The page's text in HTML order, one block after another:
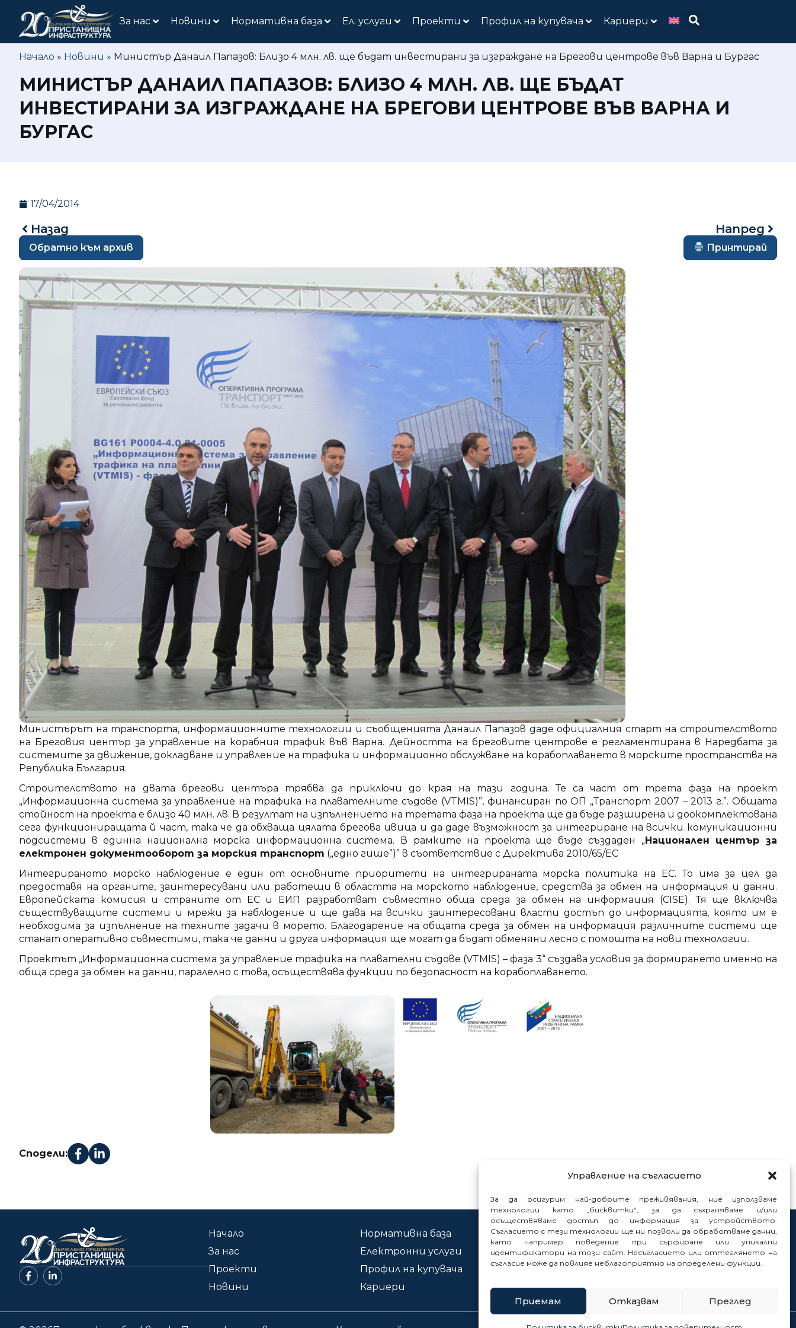
Управление на съгласието
За да осигурим най-добрите преживявания, ние използваме
технологии като „бисквитки“, за да съхраняваме и/или
осъществяваме достъп до информация за устройството.
Съгласието с тези технологии ще ни позволи да обработваме данни,
като например поведение при сърфиране или уникални
идентификатори на този сайт. Несъгласието или оттеглянето на
съгласие може да повлияе неблагоприятно на определени функции.
Приемам Отказвам Преглед
За нас Новини Нормативна база Ел. услуги Проекти Профил на купувача Кариери
Начало » Новини » Министър Данаил Папазов: Близо 4 млн. лв. ще бъдат инвестирани за изграждане на Брегови центрове във Варна и Бургас
МИНИСТЪР ДАНАИЛ ПАПАЗОВ: БЛИЗО 4 МЛН. ЛВ. ЩЕ БЪДАТ
ИНВЕСТИРАНИ ЗА ИЗГРАЖДАНЕ НА БРЕГОВИ ЦЕНТРОВЕ ВЪВ ВАРНА И
БУРГАС
17/04/2014
Назад Напред
Обратно към архив Принтирай
Министърът на транспорта, информационните технологии и съобщенията Данаил Папазов даде официалния старт на строителството
на Бреговия център за управление на корабния трафик във Варна. Дейността на бреговите центрове е регламентирана в Наредбата за
системите за движение, докладване и управление на трафика и информационно обслужване на корабоплаването в морските пространства на
Република България.
Строителството на двата брегови центъра трябва да приключи до края на тази година. Те са част от трета фаза на проект
„Информационна система за управление на трафика на плавателните съдове (VTMIS)”, финансиран по ОП „Транспорт 2007 – 2013 г.”. Общата
стойност на проекта е близо 40 млн. лв. В резултат на изпълнението на третата фаза на проекта ще да бъде разширена и доокомплектована
сега функциониращата й част, така че да обхваща цялата брегова ивица и да даде възможност за интегриране на всички комуникационни
подсистеми в единна национална морска информационна система. В рамките на проекта ще бъде създаден „Национален център за
електронен документооборот за морския транспорт („едно гише”)” в съответствие с Директива 2010/65/ЕС
Интегрираното морско наблюдение е един от основните приоритети на интегрираната морска политика на ЕС. То има за цел да
предоставя на органите, заинтересувани или работещи в областта на морското наблюдение, средства за обмен на информация и данни.
Европейската комисия и страните от ЕС и ЕИП разработват съвместно обща среда за обмен на информация (CISE). Тя ще включва
съществуващите системи и мрежи за наблюдение и ще дава на всички заинтересовани власти достъп до информацията, която им е
необходима за изпълнение на техните задачи в морето. Благодарение на общата среда за обмен на информация различните системи ще
станат оперативно съвместими, така че данни и друга информация ще могат да бъдат обменяни лесно с помощта на нови технологии.
Проектът „Информационна система за управление трафика на плавателни съдове (VTMIS) – фаза 3“ създава условия за формирането именно на
обща среда за обмен на данни, паралелно с това, осъществява функции по безопасност на корабоплаването.
Сподели:
Начало
За нас
Проекти
Новини
Нормативна база
Електронни услуги
Профил на купувача
Кариери
Контакти
Сигнали